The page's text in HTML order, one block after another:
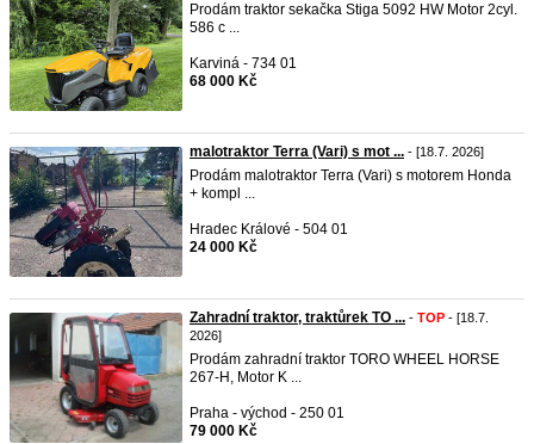
Prodám traktor sekačka Stiga 5092 HW Motor 2cyl.
586 c ...
Karviná - 734 01
68 000 Kč
malotraktor Terra (Vari) s mot ... - [18.7. 2026]
Prodám malotraktor Terra (Vari) s motorem Honda
+ kompl ...
Hradec Králové - 504 01
24 000 Kč
Zahradní traktor, traktůrek TO ... - TOP - [18.7.
2026]
Prodám zahradní traktor TORO WHEEL HORSE
267-H, Motor K ...
Praha - východ - 250 01
79 000 Kč